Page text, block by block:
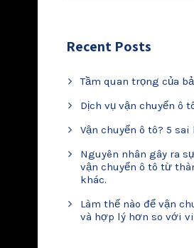
Recent Posts
Tầm quan trọng của
Dịch vụ vận chuyển ô
Vận chuyển ô tô? 5
Nguyên nhân gây ra
vận chuyển ô tô từ
khác.
Làm thế nào để vận
và hợp lý hơn so với